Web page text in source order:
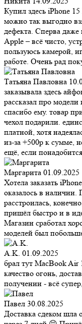
Купил здесь iPhone
можно так выгодно
дефекта. Сперва
Apple – всё чисто,
пользуюсь камерой,
работе. Очень рад
Татьяна Павловна
заказывала здесь
рассказал про
спасибо ему. товар
чехол подарили.
платной, хотя
из-за +500р к сумме,
ещё, если
Маргарита 01.09.2025
Хотела заказать
оказалось в наличии.
расстроилась,
пришёл быстро и в
Магазин сработал
моделей был
A.K. 01.09.2025
брал тут MacBook
качество огонь,
получении - всё
Павел 30.08.2025
Доставка сдеком шла